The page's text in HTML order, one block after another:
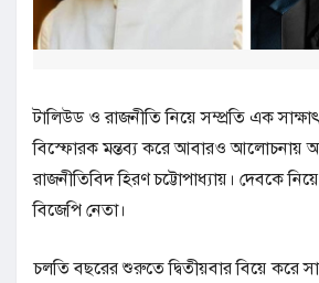
টালিউড ও রাজনীতি নিয়ে সম্প্রতি এক
বিস্ফোরক মন্তব্য করে আবারও আলোচনায়
রাজনীতিবিদ হিরণ চট্টোপাধ্যায়। দেবকে
বিজেপি নেতা।
চলতি বছরের শুরুতে দ্বিতীয়বার বিয়ে করে